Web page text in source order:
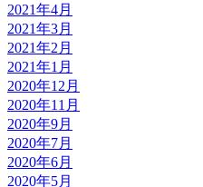
2021年4月
2021年3月
2021年2月
2021年1月
2020年12月
2020年11月
2020年9月
2020年7月
2020年6月
2020年5月